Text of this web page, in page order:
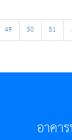
49 50 51
อาคา